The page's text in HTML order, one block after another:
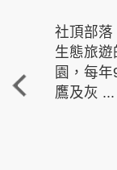
社頂部落
生態旅
園，每
鷹及灰 ...